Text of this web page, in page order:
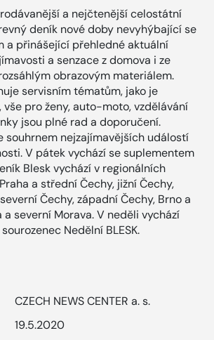
a nejčtenější celostátní
deník nové doby nevyhýbající se
a přinášející přehledné aktuální
a senzace z domova i ze
obrazovým materiálem.
servisním tématům, jako je
vše pro ženy, auto-moto, vzdělávání
jsou plné rad a doporučení.
souhrnem nejzajímavějších událostí
V pátek vychází se suplementem
Blesk vychází v regionálních
a střední Čechy, jižní Čechy,
Čechy, západní Čechy, Brno a
a severní Morava. V neděli vychází
Nedělní BLESK.
CZECH NEWS CENTER a. s.
19.5.2020